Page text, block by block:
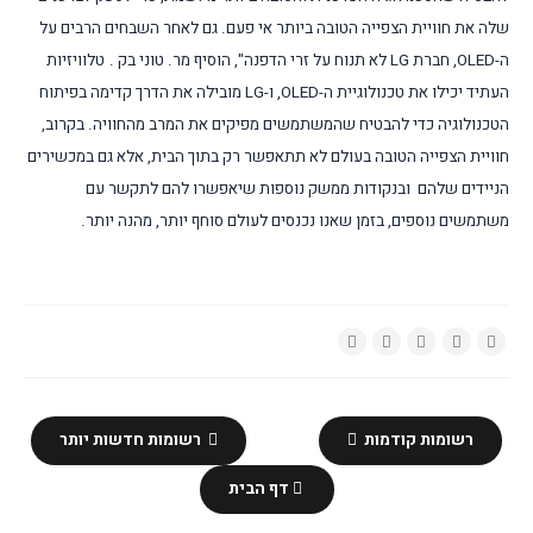
שלה את חוויית הצפייה הטובה ביותר אי פעם. גם לאחר השבחים הרבים על
ה-OLED, חברת LGלא תנוח על זרי הדפנה", הוסיף מר. טוני בק . טלוויזיות
העתיד יכילו את טכנולוגיית ה-OLED, ו-LG מובילה את הדרך קדימה בפיתוח
הטכנולוגיה כדי להבטיח שהמשתמשים מפיקים את המרב מהחוויה. בקרוב,
חוויית הצפייה הטובה בעולם לא תתאפשר רק בתוך הבית, אלא גם במכשירים
הניידים שלהם ובנקודות ממשק נוספות שיאפשרו להם לתקשר עם
משתמשים נוספים, בזמן שאנו נכנסים לעולם סוחף יותר, מהנה יותר.
רשומות חדשות יותר רשומות קודמות
דף הבית